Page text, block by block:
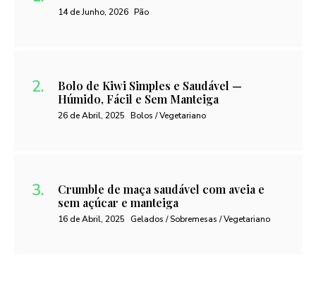
14 de Junho, 2026 Pão
Bolo de Kiwi Simples e Saudável —
Húmido, Fácil e Sem Manteiga
26 de Abril, 2025 Bolos / Vegetariano
Crumble de maça saudável com aveia e
sem açúcar e manteiga
16 de Abril, 2025 Gelados / Sobremesas / Vegetariano